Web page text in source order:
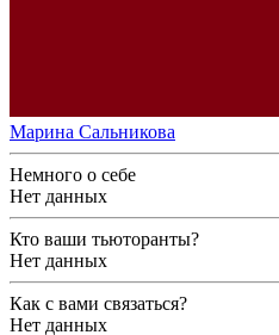
Марина Сальникова
Немного о себе
Нет данных
Кто ваши тьюторанты?
Нет данных
Как с вами связаться?
Нет данных